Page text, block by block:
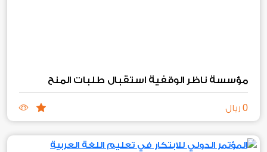
مؤسسة ناظر الوقفية استقبال طلبات المنح
0 ريال